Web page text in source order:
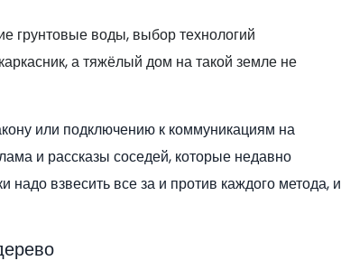
грунтовые воды, выбор технологий
а тяжёлый дом на такой земле не
или подключению к коммуникациям на
и рассказы соседей, которые недавно
надо взвесить все за и против каждого метода, и